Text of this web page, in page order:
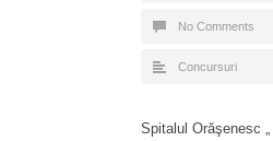
No Comments
Concursuri
Spitalul Orăşenesc „